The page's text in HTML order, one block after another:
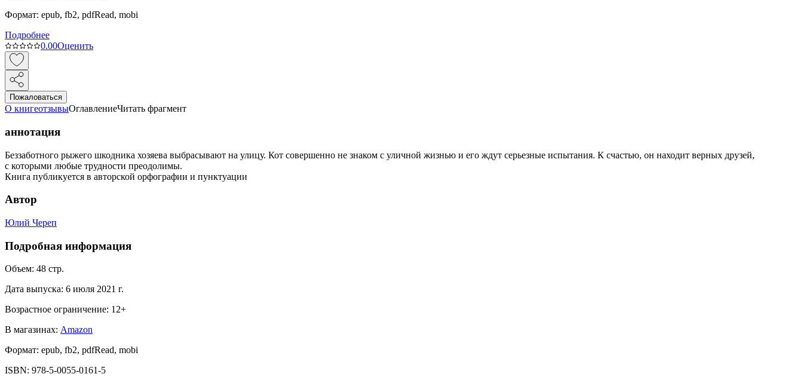
Формат: epub, fb2, pdfRead, mobi
Подробнее
0.00Оценить
Пожаловаться
О книгеотзывыОглавлениеЧитать фрагмент
аннотация
Беззаботного рыжего шкодника хозяева выбрасывают на улицу. Кот совершенно не знаком с уличной жизнью и его ждут серьезные испытания. К счастью, он находит верных друзей,
с которыми любые трудности преодолимы.
Книга публикуется в авторской орфографии и пунктуации
Автор
Юлий Череп
Подробная информация
Объем: 48 стр.
Дата выпуска: 6 июля 2021 г.
Возрастное ограничение: 12+
В магазинах: Amazon
Формат: epub, fb2, pdfRead, mobi
ISBN: 978-5-0055-0161-5